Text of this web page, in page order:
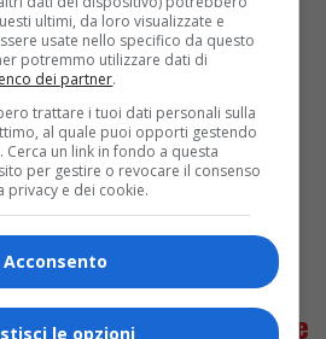
Una playlist per la
la violenza sulle donne
ultimi, da loro visualizzate e
usate nello specifico da questo
potremmo utilizzare dati di
dei partner.
trattare i tuoi dati personali sulla
al quale puoi opporti gestendo
un link in fondo a questa
per gestire o revocare il consenso
privacy e dei cookie.
Acconsento
le opzioni